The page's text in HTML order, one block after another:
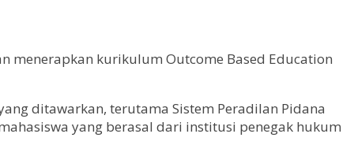
menerapkan kurikulum Outcome Based Education
ditawarkan, terutama Sistem Peradilan Pidana
yang berasal dari institusi penegak hukum